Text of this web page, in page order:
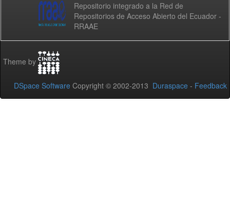
Repositorio integrado a la Red de
Repositorios de Acceso Abierto del Ecuador -
RRAAE
Theme by
DSpace Software Copyright © 2002-2013 Duraspace - Feedback